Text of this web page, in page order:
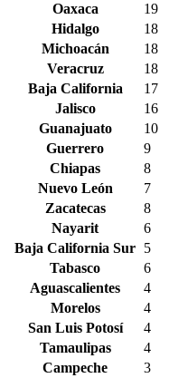
Oaxaca
19
Hidalgo
18
Michoacán
18
Veracruz
18
Baja California
17
Jalisco
16
Guanajuato
10
Guerrero
9
Chiapas
8
Nuevo León
7
Zacatecas
8
Nayarit
6
Baja California Sur 5
Tabasco
6
Aguascalientes
4
Morelos
4
San Luis Potosí
4
Tamaulipas
4
Campeche
3